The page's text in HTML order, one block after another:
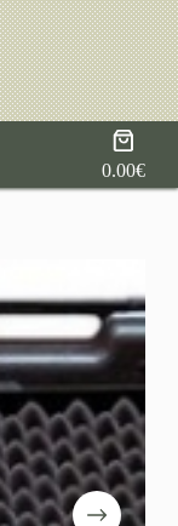
cart
0.00€